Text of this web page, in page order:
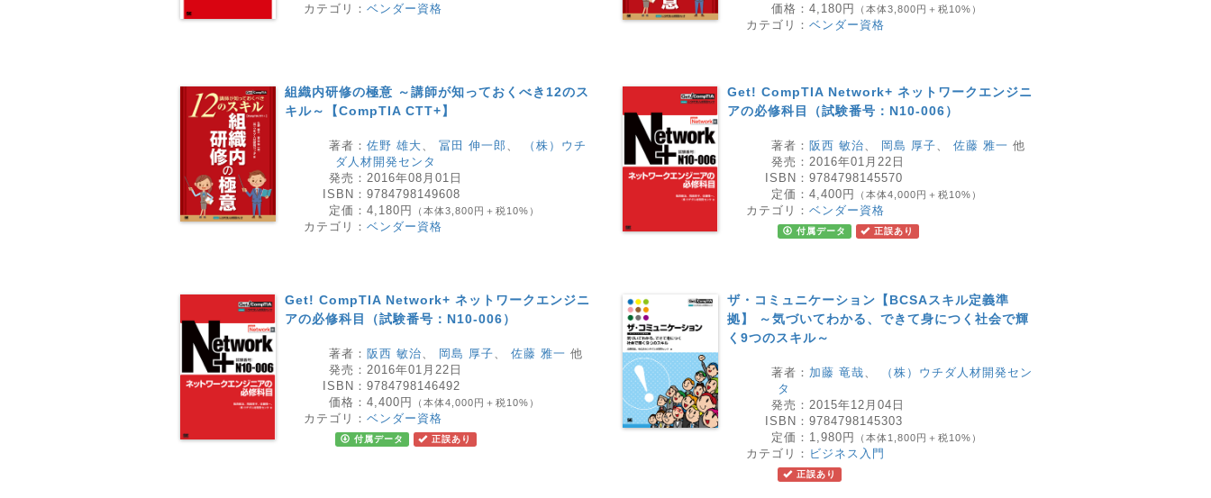
カテゴリ： ベンダー資格
価格： 4,180円 （本体3,800円＋税10%）
カテゴリ： ベンダー資格
組織内研修の極意 ～講師が知っておくべき12のス
キル～【CompTIA CTT+】
著者： 佐野 雄大、 冨田 伸一郎 、
（株）ウチ
ダ人材開発センタ
発売： 2016年08月01日
ISBN： 9784798149608
定価： 4,180円 （本体3,800円＋税10%）
カテゴリ： ベンダー資格
Get! CompTIA Network+ ネットワークエンジニ
アの必修科目（試験番号：N10-006）
著者： 阪西 敏治、 岡島 厚子、 佐藤 雅一 他
発売： 2016年01月22日
ISBN： 9784798145570
定価： 4,400円 （本体4,000円＋税10%）
カテゴリ： ベンダー資格
付属データ 正誤あり
Get! CompTIA Network+ ネットワークエンジニ
アの必修科目（試験番号：N10-006）
著者： 阪西 敏治、 岡島 厚子、 佐藤 雅一 他
発売： 2016年01月22日
ISBN： 9784798146492
価格： 4,400円 （本体4,000円＋税10%）
カテゴリ： ベンダー資格
付属データ 正誤あり
ザ・コミュニケーション【BCSAスキル定義準
拠】 ～気づいてわかる、できて身につく社会で輝
く9つのスキル～
著者： 加藤 竜哉、
（株）ウチダ人材開発セン
タ
発売： 2015年12月04日
ISBN： 9784798145303
定価： 1,980円 （本体1,800円＋税10%）
カテゴリ： ビジネス入門
正誤あり